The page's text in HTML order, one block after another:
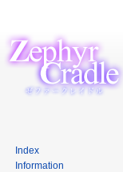
Index
Information